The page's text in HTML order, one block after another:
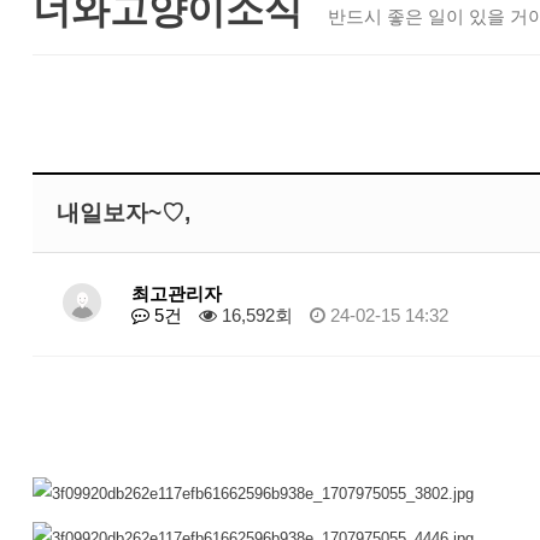
너와고양이소식 반드시 좋은 일이 있을 거
내일보자~♡,
최고관리자
5건
16,592회 24-02-15 14:32